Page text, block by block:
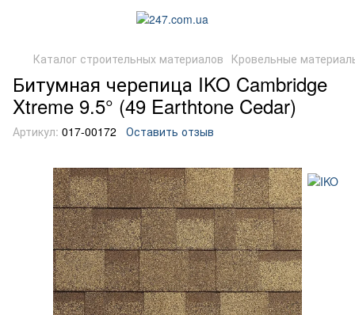
Каталог строительных материалов Кровельные
Битумная черепица IKO Cambridge
Xtreme 9.5° (49 Earthtone Cedar)
Артикул: 017-00172 Оставить отзыв